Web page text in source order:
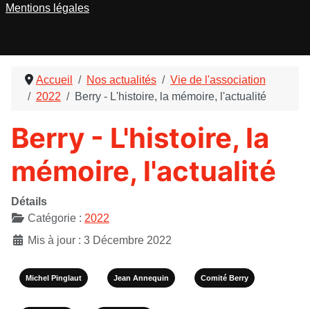
Accueil Nos actualités
Vie de l'association
2022
Berry - L'histoire, la mémoire, l'actualité
Berry - L'histoire, la
mémoire, l'actualité
Détails
Catégorie : 2022
Mis à jour : 3 Décembre 2022
Michel Pinglaut Jean Annequin Comité Berry
Mentions légales